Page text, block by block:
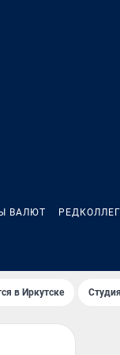
ВАЛЮТ
в Иркутске